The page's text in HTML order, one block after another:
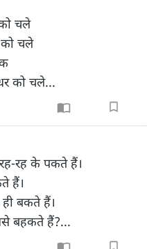
चले
को चले
को चले...
रह के पकते हैं।
हैं।
बकते हैं।
बहकते हैं?...